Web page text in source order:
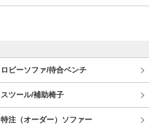
ロビーソファ/待合ベンチ
スツール/補助椅子
特注（オーダー）ソファー